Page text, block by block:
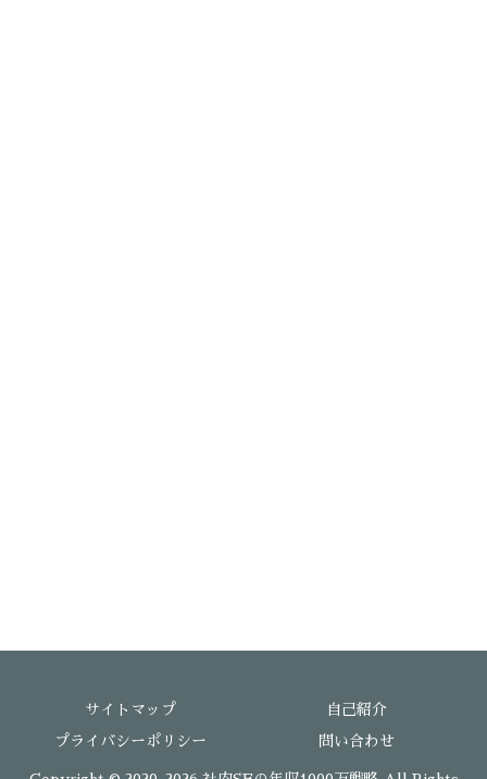
サイトマップ 自己紹介
プライバシーポリシー 問い合わせ